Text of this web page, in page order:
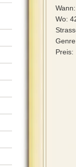
Wo:
Preis: